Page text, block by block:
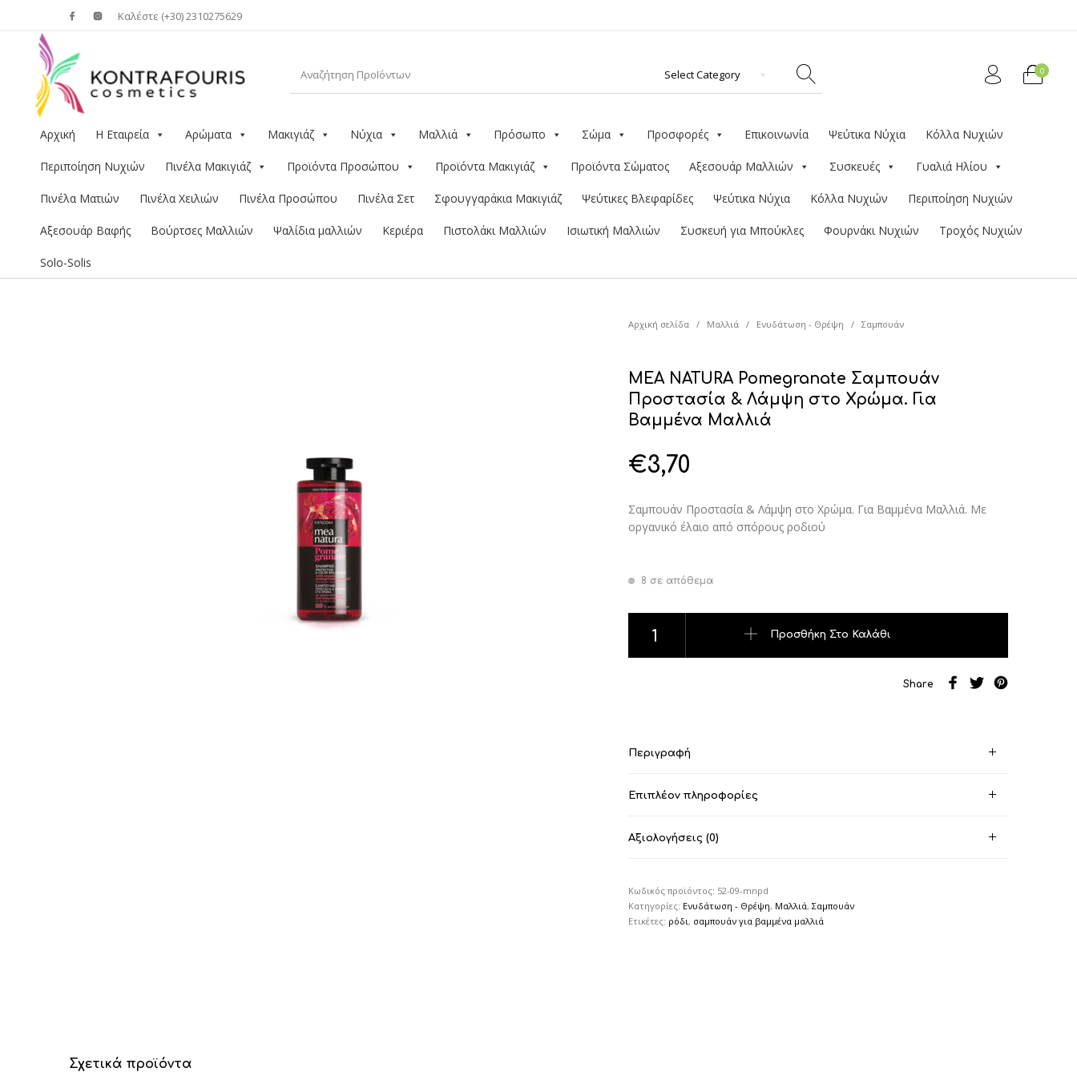
Καλέστε (+30) 2310275629
0
Αρχική Η Εταιρεία Αρώματα Μακιγιάζ Νύχια Μαλλιά Πρόσωπο Σώμα Προσφορές Επικοινωνία Ψεύτικα Νύχια Κόλλα Νυχιών
Περιποίηση Νυχιών Πινέλα Μακιγιάζ Προϊόντα Προσώπου Προϊόντα Μακιγιάζ Προϊόντα Σώματος Αξεσουάρ Μαλλιών Συσκευές Γυαλιά Ηλίου
Πινέλα Ματιών Πινέλα Χειλιών Πινέλα Προσώπου Πινέλα Σετ Σφουγγαράκια Μακιγιάζ Ψεύτικες Βλεφαρίδες Ψεύτικα Νύχια Κόλλα Νυχιών Περιποίηση Νυχιών
Αξεσουάρ Βαφής Βούρτσες Μαλλιών Ψαλίδια μαλλιών Κεριέρα Πιστολάκι Μαλλιών Ισιωτική Μαλλιών Συσκευή για Μπούκλες Φουρνάκι Νυχιών Τροχός Νυχιών
Solo-Solis
Αρχική σελίδα / Μαλλιά / Ενυδάτωση - Θρέψη / Σαμπουάν
MEA NATURA Pomegranate Σαμπουάν
Προστασία & Λάμψη στο Χρώμα. Για
Βαμμένα Μαλλιά
€3,70
Σαμπουάν Προστασία & Λάμψη στο Χρώμα. Για Βαμμένα Μαλλιά. Με
οργανικό έλαιο από σπόρους ροδιού
8 σε απόθεμα
Προσθήκη Στο Καλάθι
Share
Περιγραφή
Επιπλέον πληροφορίες
Αξιολογήσεις (0)
Κωδικός προϊόντος: 52-09-mnpd
Κατηγορίες: Ενυδάτωση - Θρέψη, Μαλλιά, Σαμπουάν
Ετικέτες: ρόδι , σαμπουάν για βαμμένα μαλλιά
Σχετικά προϊόντα